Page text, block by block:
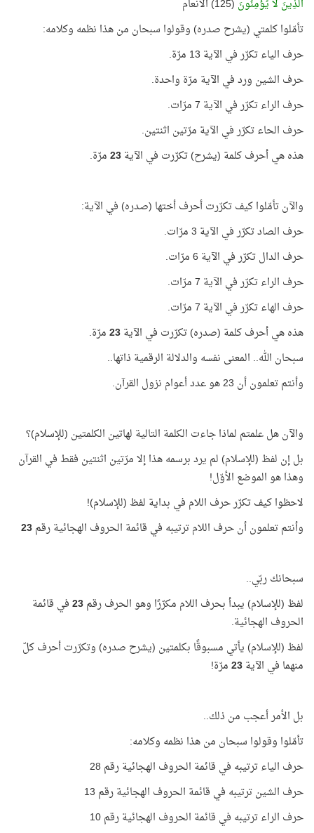
الَّذِينَ لَا يُؤْمِنُونَ (125) الأنعام
تأمّلوا كلمتي (يشرح صدره) وقولوا سبحان من هذا نظمه وكلامه:
حرف الياء تكرّر في الآية 13 مرّة.
حرف الشين ورد في الآية مرّة واحدة.
حرف الراء تكرّر في الآية 7 مرّات.
حرف الحاء تكرّر في الآية مرّتين اثنتين.
هذه هي أحرف كلمة (يشرح) تكرّرت في الآية23مرّة.
والآن تأمّلوا كيف تكرّرت أحرف أختها (صدره) في الآية:
حرف الصاد تكرّر في الآية 3 مرّات.
حرف الدال تكرّر في الآية 6 مرّات.
حرف الراء تكرّر في الآية 7 مرّات.
حرف الهاء تكرّر في الآية 7 مرّات.
هذه هي أحرف كلمة (صدره) تكرّرت في الآية23مرّة.
سبحان الله.. المعنى نفسه والدلالة الرقمية ذاتها..
وأنتم تعلمون أن 23 هو عدد أعوام نزول القرآن.
والآن هل علمتم لماذا جاءت الكلمة التالية لهاتين الكلمتين (للإسلام)؟
بل إن لفظ (للإسلام) لم يرد برسمه هذا إلا مرّتين اثنتين فقط في القرآن
وهذا هو الموضع الأوّل!
لاحظوا كيف تكرّر حرف اللام في بداية لفظ (للإسلام)!
وأنتم تعلمون أن حرف اللام ترتيبه في قائمة الحروف الهجائية رقم23
سبحانك ربّي..
لفظ (للإسلام) يبدأ بحرف اللام مكرّرًا وهو الحرف رقم23في قائمة
الحروف الهجائية.
لفظ (للإسلام) يأتي مسبوقًا بكلمتين (يشرح صدره) وتكرّرت أحرف كلّ
منهما في الآية23مرّة!
بل الأمر أعجب من ذلك..
تأمّلوا وقولوا سبحان من هذا نظمه وكلامه:
حرف الياء ترتيبه في قائمة الحروف الهجائية رقم 28
حرف الشين ترتيبه في قائمة الحروف الهجائية رقم 13
حرف الراء ترتيبه في قائمة الحروف الهجائية رقم 10